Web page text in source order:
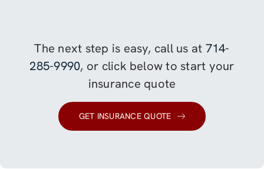
The next step is easy, call us at 714-
285-9990, or click below to start your
insurance quote
GET INSURANCE QUOTE